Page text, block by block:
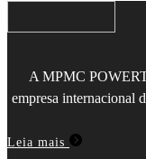
A MPMC
empresa internacional
Leia mais